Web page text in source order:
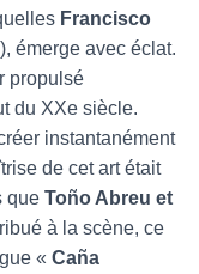
Francisco
émerge avec éclat.
propulsé
du XXe siècle.
instantanément
de cet art était
que Toño Abreu et
à la scène, ce
« Caña